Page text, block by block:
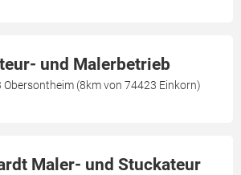
und Malerbetrieb
Obersontheim (8km von 74423 Einkorn)
Maler- und Stuckateur